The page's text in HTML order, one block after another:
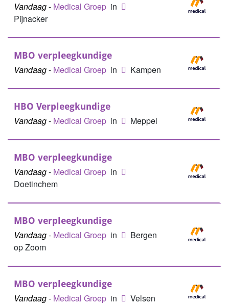
Vandaag- Medical Groep in
Pijnacker
MBO verpleegkundige
Vandaag- Medical Groep in Kampen
HBO Verpleegkundige
Vandaag- Medical Groep in Meppel
MBO verpleegkundige
Vandaag- Medical Groep in
Doetinchem
MBO verpleegkundige
Vandaag- Medical Groep in
Bergen
op Zoom
MBO verpleegkundige
Vandaag- Medical Groep in Velsen